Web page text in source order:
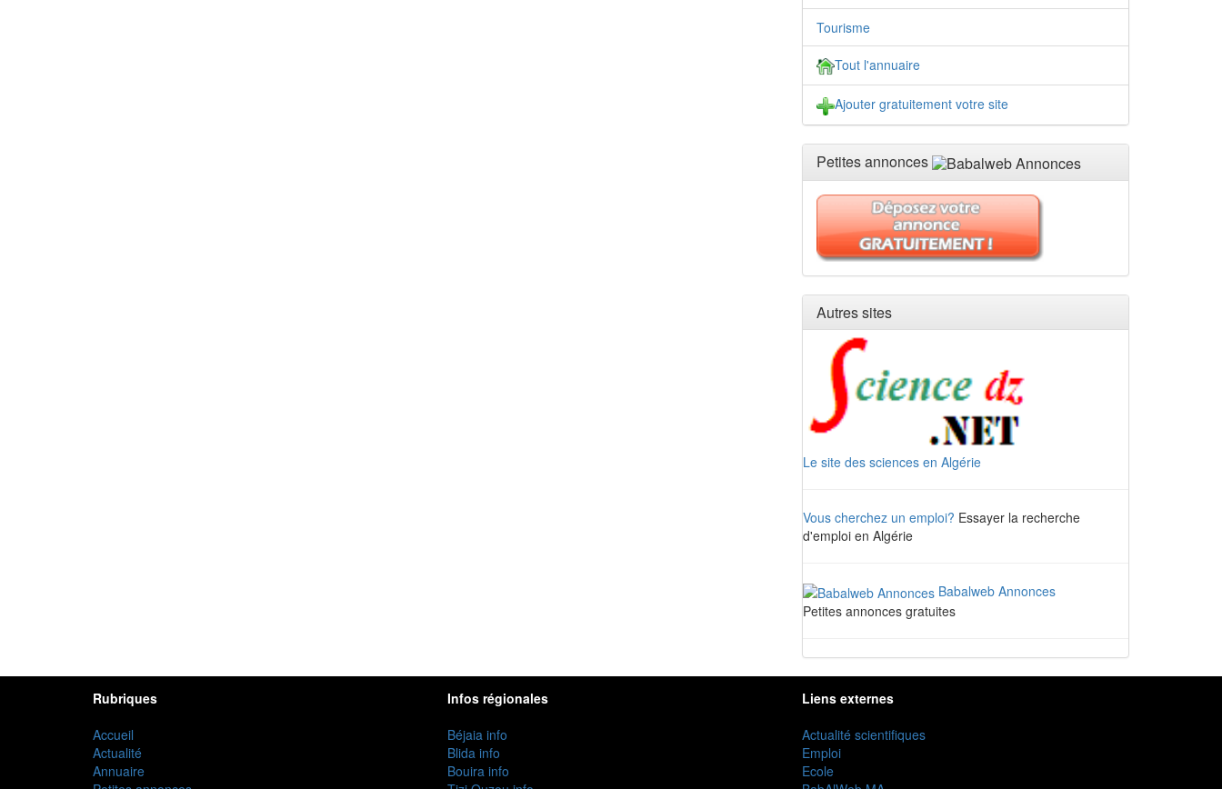
Tourisme
Tout l'annuaire
Ajouter gratuitement votre site
Petites annonces
Autres sites
Le site des sciences en Algérie
Vous cherchez un emploi? Essayer la recherche
d'emploi en Algérie
Babalweb Annonces
Petites annonces gratuites
Rubriques
Accueil
Actualité
Annuaire
Infos régionales
Béjaia info
Blida info
Bouira info
Liens externes
Actualité scientifiques
Emploi
Ecole